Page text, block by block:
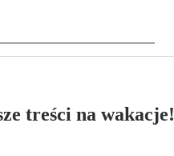
treści na wakacje!